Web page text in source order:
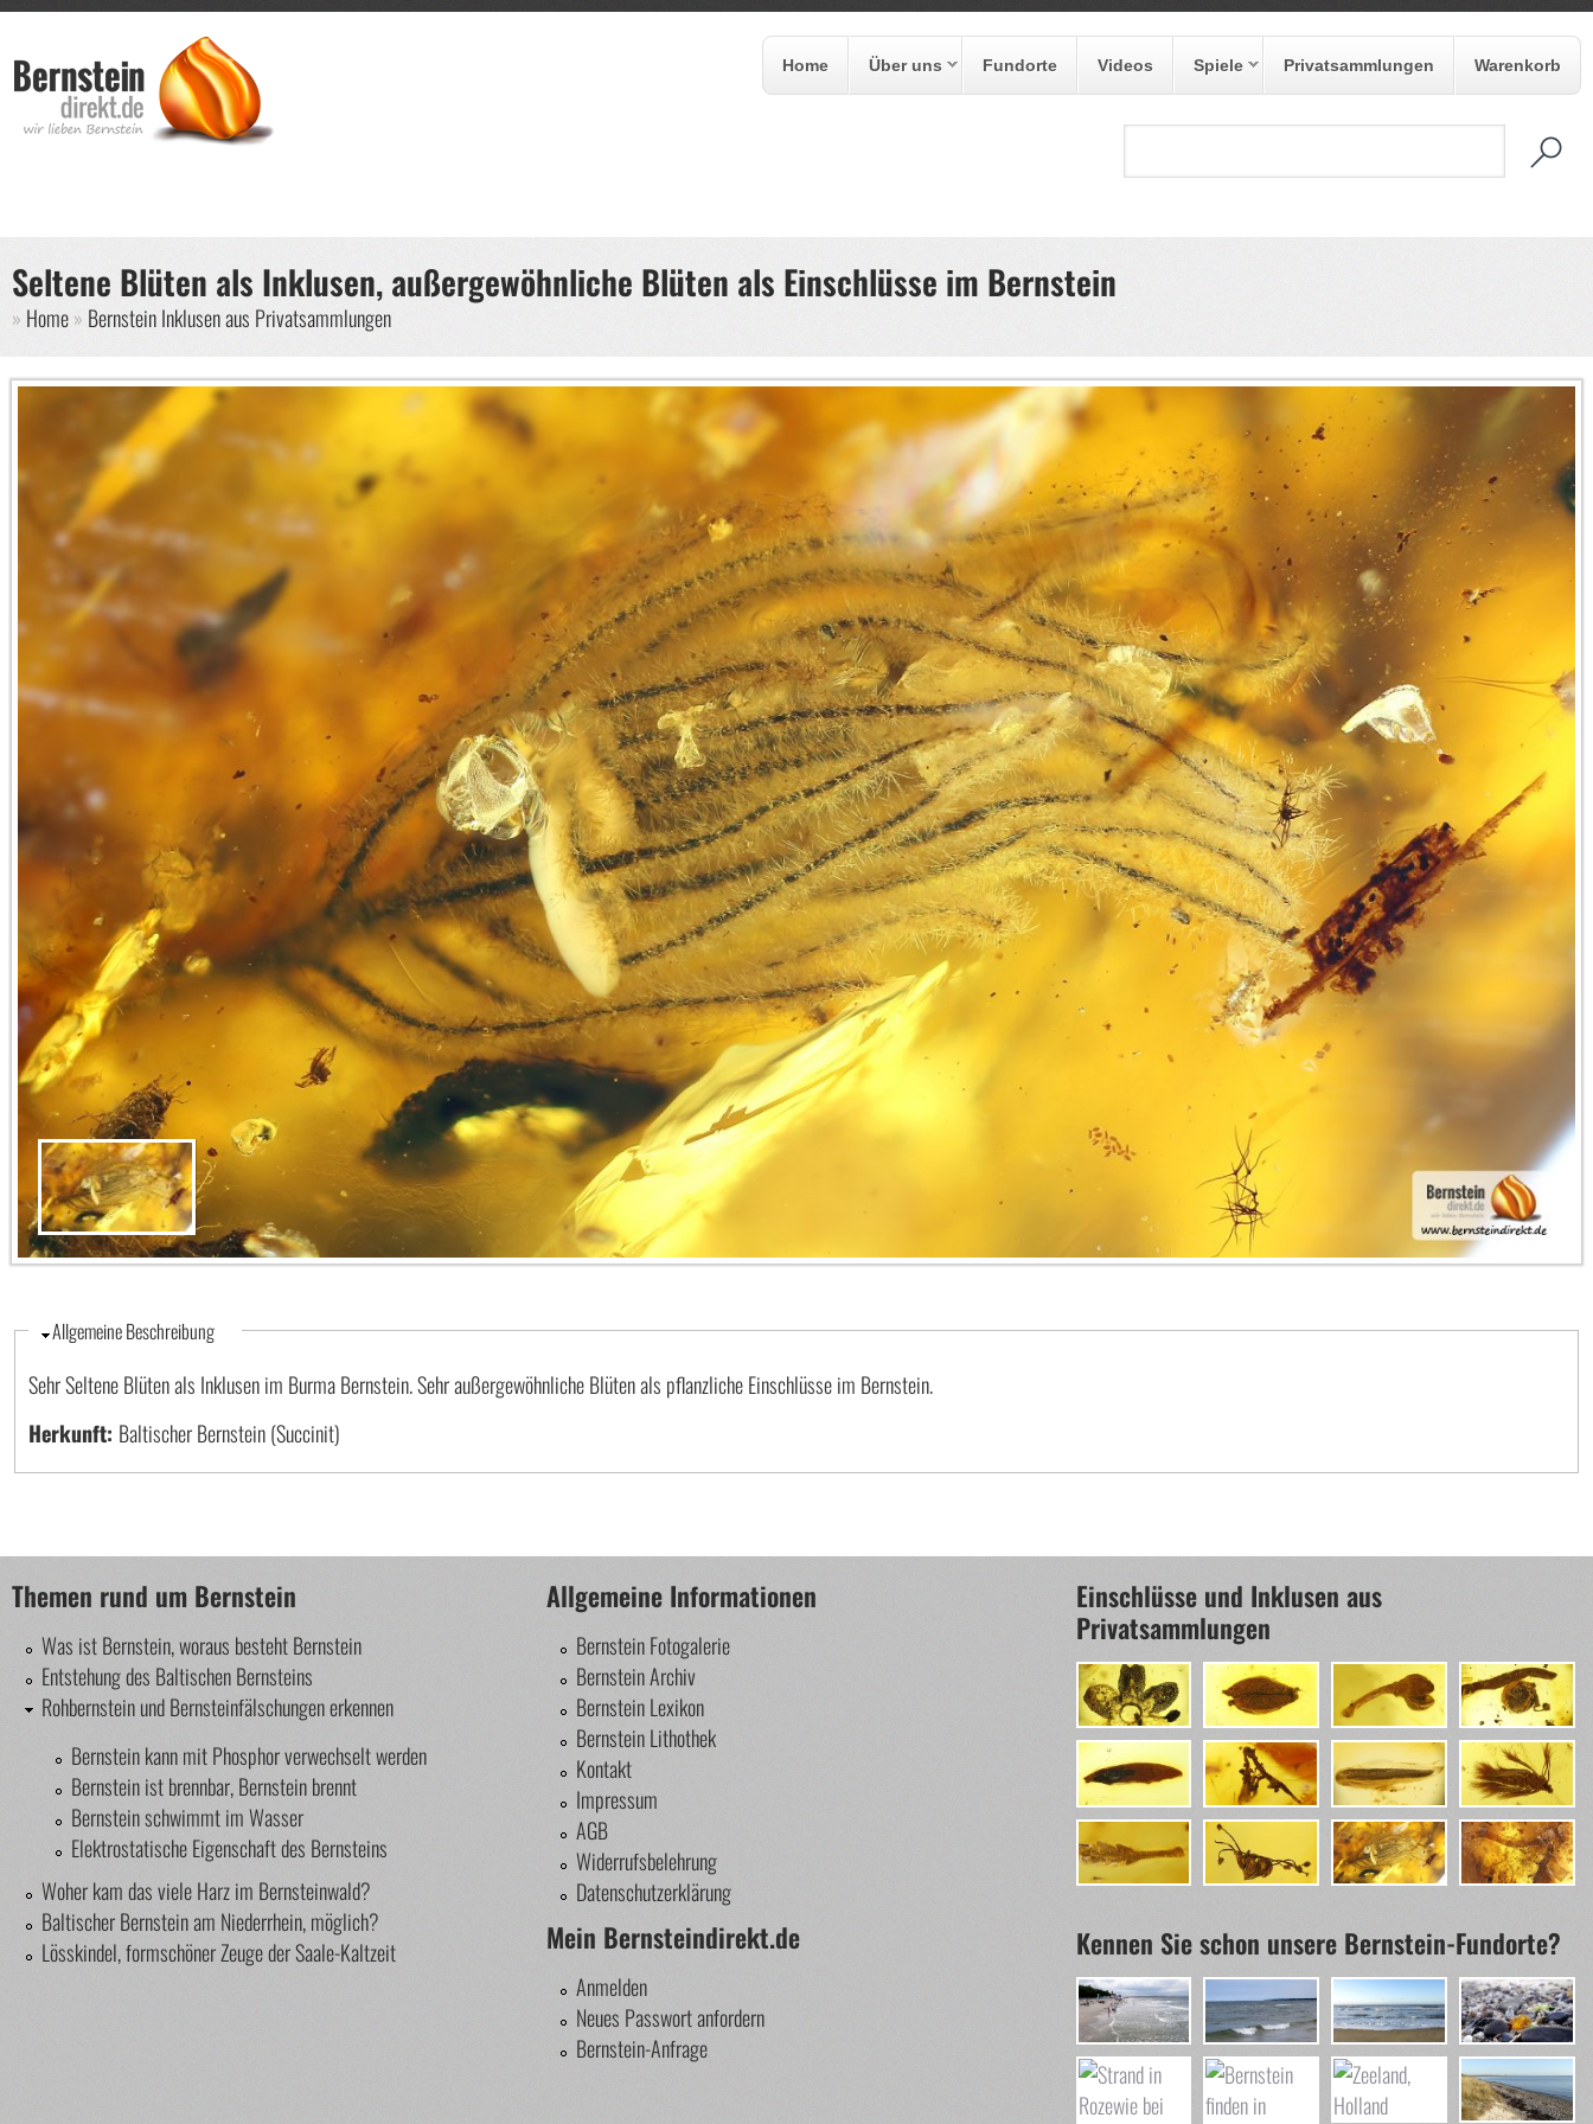
Home Über uns Fundorte Videos Spiele Privatsammlungen Warenkorb
Seltene Blüten als Inklusen, außergewöhnliche Blüten als Einschlüsse im Bernstein
Sie sind hier
Home Bernstein Inklusen aus Privatsammlungen
Ausblenden
Allgemeine Beschreibung
Sehr Seltene Blüten als Inklusen im Burma Bernstein. Sehr außergewöhnliche Blüten als pflanzliche Einschlüsse im Bernstein.
Herkunft: Baltischer Bernstein (Succinit)
Themen rund um Bernstein
Was ist Bernstein, woraus besteht Bernstein
Entstehung des Baltischen Bernsteins
Rohbernstein und Bernsteinfälschungen erkennen
Bernstein kann mit Phosphor verwechselt werden
Bernstein ist brennbar, Bernstein brennt
Bernstein schwimmt im Wasser
Elektrostatische Eigenschaft des Bernsteins
Woher kam das viele Harz im Bernsteinwald?
Baltischer Bernstein am Niederrhein, möglich?
Lösskindel, formschöner Zeuge der Saale-Kaltzeit
Allgemeine Informationen
Bernstein Fotogalerie
Bernstein Archiv
Bernstein Lexikon
Bernstein Lithothek
Kontakt
Impressum
AGB
Widerrufsbelehrung
Datenschutzerklärung
Mein Bernsteindirekt.de
Anmelden
Neues Passwort anfordern
Bernstein-Anfrage
Einschlüsse und Inklusen aus
Privatsammlungen
Kennen Sie schon unsere Bernstein-Fundorte?